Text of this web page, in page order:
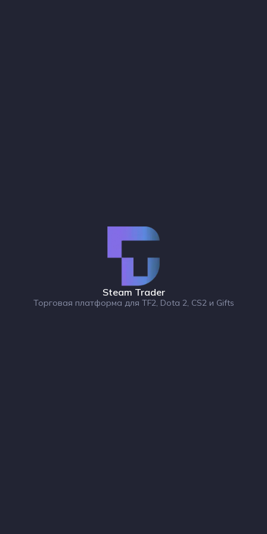
Steam Trader
Торговая платформа для TF2, Dota 2, CS2 и Gifts